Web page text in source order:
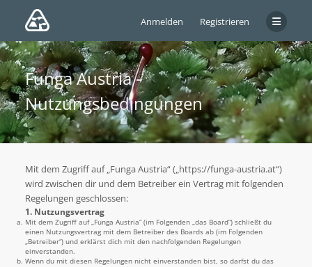
Anmelden Registrieren
Funga Austria -
Nutzungsbedingungen
Mit dem Zugriff auf „Funga Austria“ („https://funga-austria.at“)
wird zwischen dir und dem Betreiber ein Vertrag mit folgenden
Regelungen geschlossen:
1. Nutzungsvertrag
Mit dem Zugriff auf „Funga Austria“ (im Folgenden „das Board“) schließt du
einen Nutzungsvertrag mit dem Betreiber des Boards ab (im Folgenden
„Betreiber“) und erklärst dich mit den nachfolgenden Regelungen
einverstanden.
Wenn du mit diesen Regelungen nicht einverstanden bist, so darfst du das